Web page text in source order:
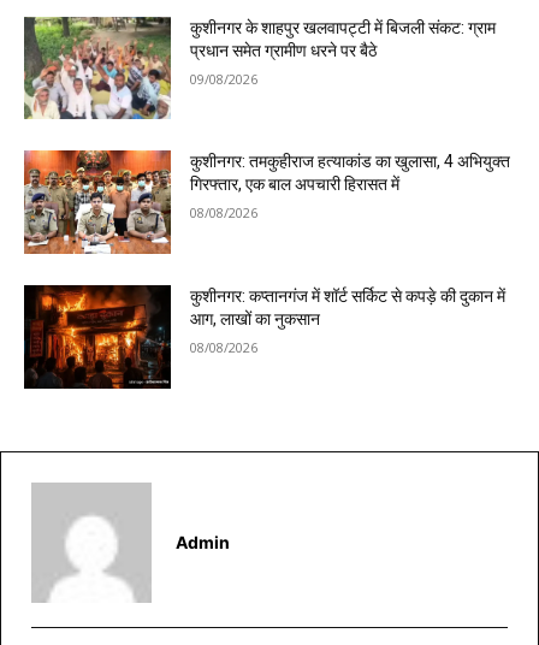
कुशीनगर के शाहपुर खलवापट्टी में बिजली संकट: ग्राम
प्रधान समेत ग्रामीण धरने पर बैठे
09/08/2026
कुशीनगर: तमकुहीराज हत्याकांड का खुलासा, 4 अभियुक्त
गिरफ्तार, एक बाल अपचारी हिरासत में
08/08/2026
कुशीनगर: कप्तानगंज में शॉर्ट सर्किट से कपड़े की दुकान में
आग, लाखों का नुकसान
08/08/2026
Admin